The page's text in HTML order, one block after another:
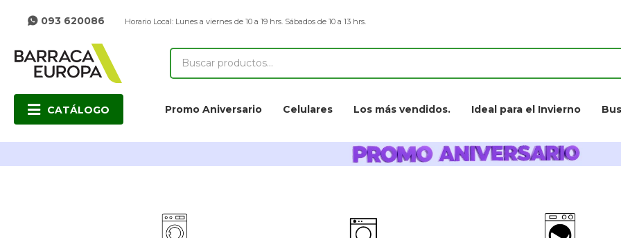
CATÁLOGO Promo Aniversario Celulares Los más vendidos. Ideal para el Invierno
093 620086 Horario Local: Lunes a viernes de 10 a 19 hrs. Sábados de 10 a 13 hrs.